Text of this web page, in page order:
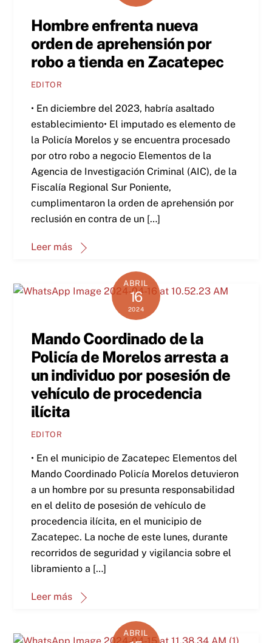
Hombre enfrenta nueva
orden de aprehensión por
robo a tienda en Zacatepec
EDITOR
• En diciembre del 2023, habría asaltado
establecimiento• El imputado es elemento de
la Policía Morelos y se encuentra procesado
por otro robo a negocio Elementos de la
Agencia de Investigación Criminal (AIC), de la
Fiscalía Regional Sur Poniente,
cumplimentaron la orden de aprehensión por
reclusión en contra de un […]
Leer más
ABRIL
16
2024
Mando Coordinado de la
Policía de Morelos arresta a
un individuo por posesión de
vehículo de procedencia
ilícita
EDITOR
• En el municipio de Zacatepec Elementos del
Mando Coordinado Policía Morelos detuvieron
a un hombre por su presunta responsabilidad
en el delito de posesión de vehículo de
procedencia ilícita, en el municipio de
Zacatepec. La noche de este lunes, durante
recorridos de seguridad y vigilancia sobre el
libramiento a […]
Leer más
ABRIL